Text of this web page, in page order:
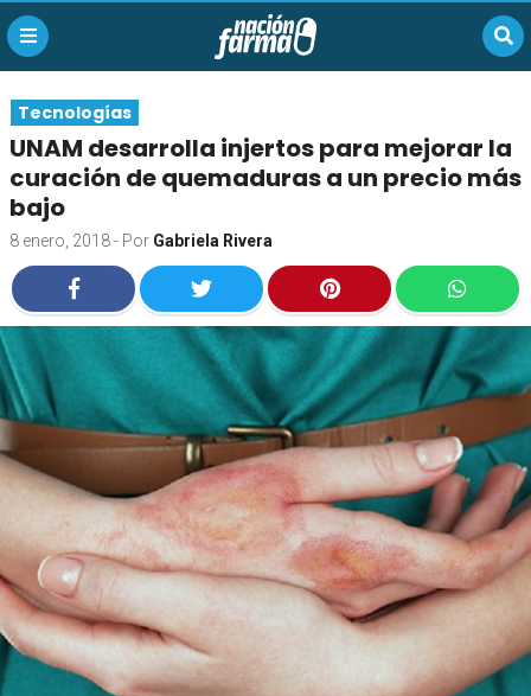
Tecnologías
UNAM desarrolla injertos para mejorar la
curación de quemaduras a un precio más
bajo
8 enero, 2018- Por Gabriela Rivera